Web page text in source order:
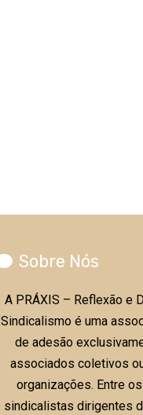
Sobre Nós
A PRÁXIS – Reflexão e
Sindicalismo é uma
de adesão
associados coletivos
organizações. Entre
sindicalistas dirigentes